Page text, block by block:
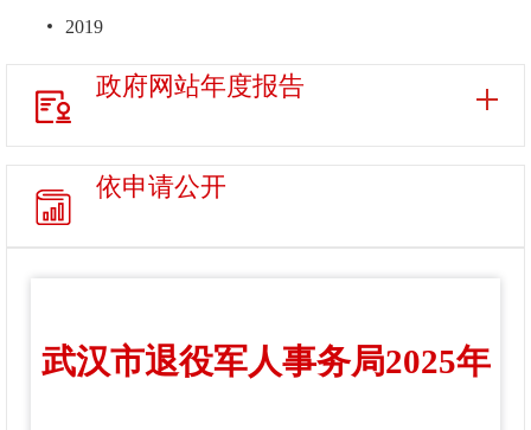
2019
政府网站年度报告
依申请公开
武汉市退役军人事务局2025年